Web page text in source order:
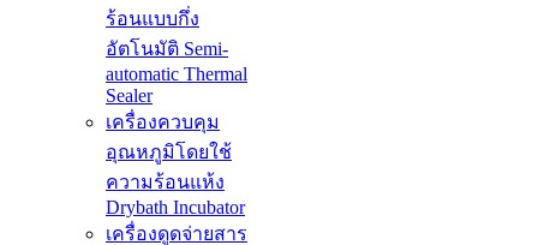
ร้อนแบบกึ่ง
อัตโนมัติ Semi-
automatic Thermal
Sealer
เครื่องควบคุม
อุณหภูมิโดยใช้
ความร้อนแห้ง
Drybath Incubator
เครื่องดูดจ่ายสาร